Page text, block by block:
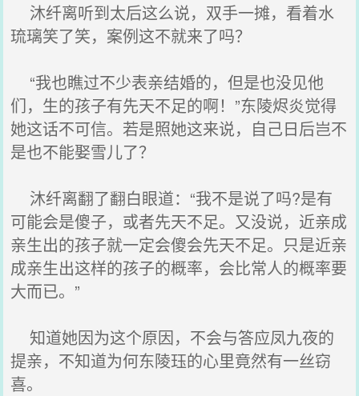
沐纤离听到太后这么说，双手一摊，看着水
琉璃笑了笑，案例这不就来了吗？
“我也瞧过不少表亲结婚的，但是也没见他
们，生的孩子有先天不足的啊！”东陵烬炎觉得
她这话不可信。若是照她这来说，自己日后岂不
是也不能娶雪儿了？
沐纤离翻了翻白眼道：“我不是说了吗?是有
可能会是傻子，或者先天不足。又没说，近亲成
亲生出的孩子就一定会傻会先天不足。只是近亲
成亲生出这样的孩子的概率，会比常人的概率要
大而已。”
知道她因为这个原因，不会与答应凤九夜的
提亲，不知道为何东陵珏的心里竟然有一丝窃
喜。